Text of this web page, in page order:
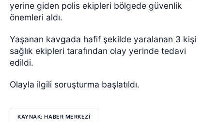
yerine giden polis ekipleri bölgede güvenlik
önemleri aldı.
Yaşanan kavgada hafif şekilde yaralanan 3 kişi
sağlık ekipleri tarafından olay yerinde tedavi
edildi.
Olayla ilgili soruşturma başlatıldı.
KAYNAK: HABER MERKEZİ